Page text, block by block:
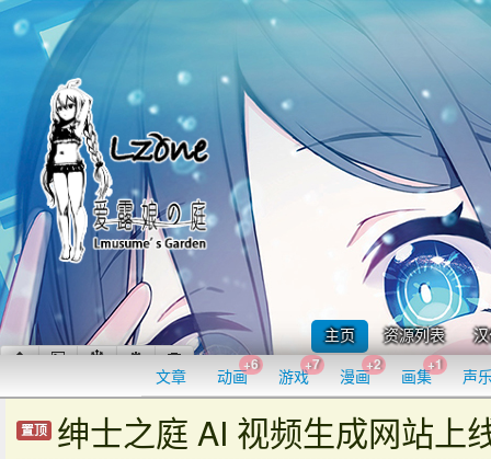
主页 资源列表
文章 动画
+6
游戏
+7
漫画
+2
画集
+1
声
置顶 绅士之庭 AI 视频生成网站上